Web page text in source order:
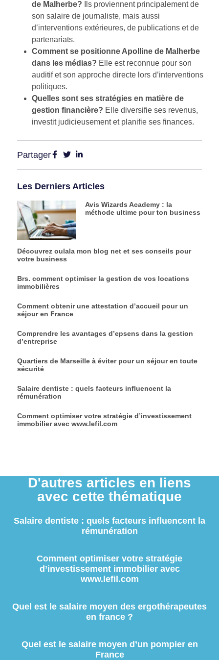
de Malherbe? Ils proviennent principalement de
son salaire de journaliste, mais aussi
d’interventions extérieures, de publications et de
partenariats.
Comment se positionne Apolline de Malherbe
dans les médias? Elle est reconnue pour son
auditif et son approche directe lors d’interventions
politiques.
Quelles sont ses stratégies en matière de
gestion financière? Elle diversifie ses revenus,
investit judicieusement et planifie ses finances.
Partager
Les Derniers Articles
Avis Wizards Academy : la
méthode ultime pour ton business
Découvrez oulala mon blog net et ses conseils pour
votre business
Brs. comment optimiser la gestion de vos locations
immobilières
Comment obtenir une attestation d’accueil pour un
séjour en France
Comprendre les avantages d’epsens dans la gestion
d’entreprise
Quartiers de Marseille à éviter pour un séjour en toute
sécurité
Salaire dentiste : quels facteurs influencent la
rémunération
Comment optimiser votre stratégie d’investissement
immobilier avec www.lefil.com
D'autres articles en liens
avec cette thématique
Salaire dentiste : quels facteurs influencent la
rémunération
Comment optimiser votre stratégie
d’investissement immobilier avec
www.lefil.com
Quel est le salaire moyen des ergothérapeutes
en france ?
Quel est le salaire moyen d’un pompier en
France